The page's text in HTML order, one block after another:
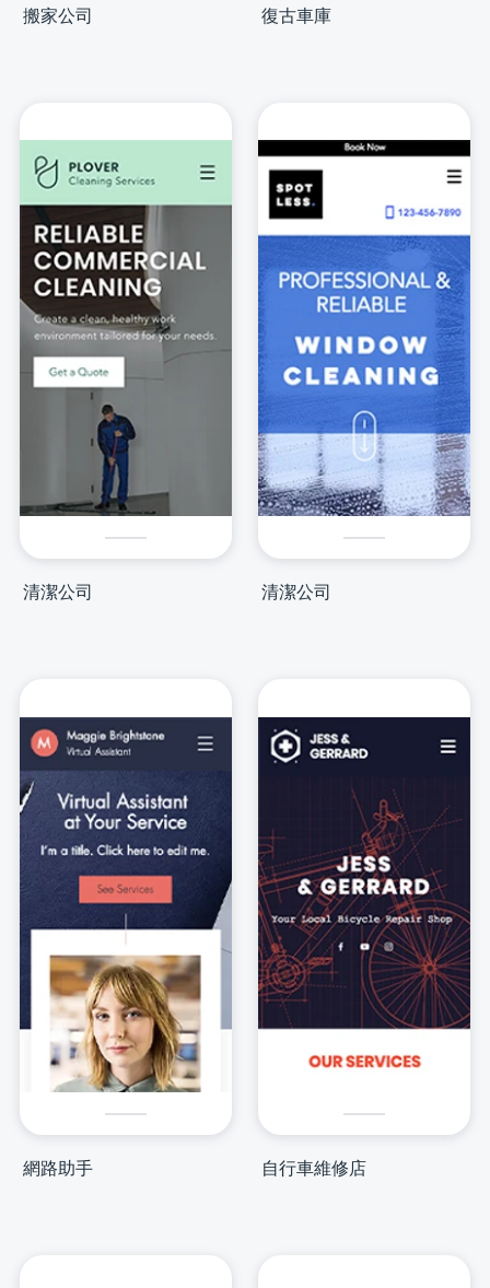
搬家公司 復古車庫
清潔公司 清潔公司
網路助手 自行車維修店